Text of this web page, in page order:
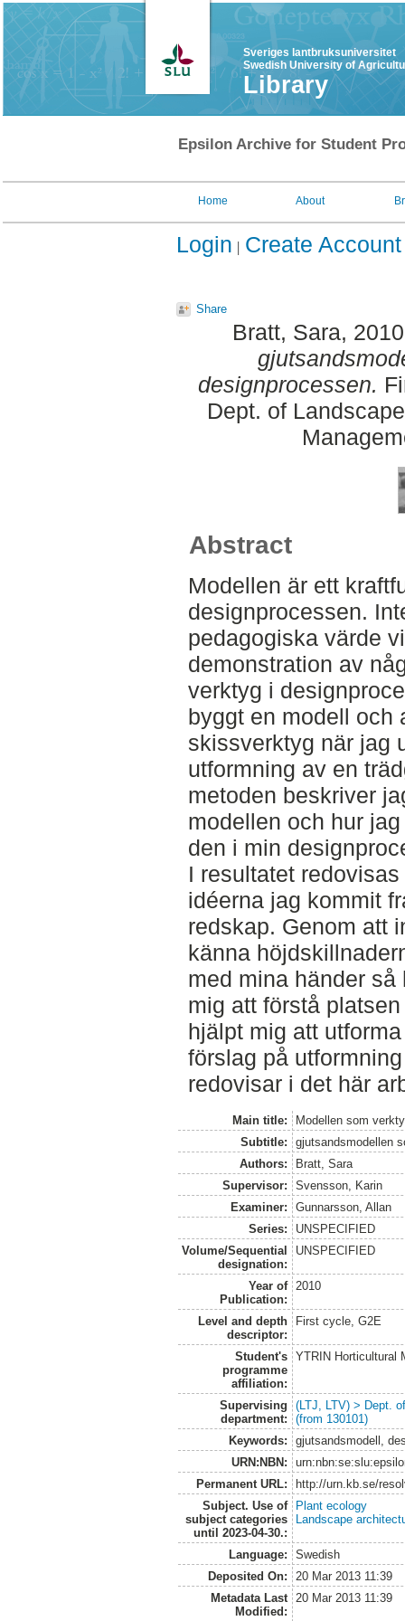
Sveriges lantbruksuniversitet
Swedish University of
Library
Epsilon Archive for Student
Home About
Login Create Account
Share
Bratt, Sara,
designprocessen.
Dept. of
Abstract
Modellen är ett
designprocessen.
pedagogiska värde
demonstration av
verktyg i
byggt en modell och
skissverktyg när jag
utformning av en
metoden beskriver
modellen och hur
den i min
I resultatet
idéerna jag kommit
redskap. Genom att
känna
med mina händer
mig att förstå
hjälpt mig att
förslag på
redovisar i det här
Main title:
Modellen som
Subtitle:
gjutsandsmodellen
Authors:
Bratt, Sara
Supervisor:
Svensson, Karin
Examiner:
Gunnarsson, Allan
Series:
UNSPECIFIED
Volume/Sequential
designation:
UNSPECIFIED
Year of
Publication:
2010
Level and depth
descriptor:
First cycle, G2E
Student's
programme
affiliation:
YTRIN Horticultural
Supervising
department:
(LTJ, LTV) > Dept.
(from 130101)
Keywords:
gjutsandsmodell,
URN:NBN:
Permanent URL:
http://urn.kb.se/
Subject. Use of
subject categories
until 2023-04-30.:
Plant ecology
Landscape
Language:
Swedish
Deposited On:
20 Mar 2013 11:39
Metadata Last
Modified:
20 Mar 2013 11:39